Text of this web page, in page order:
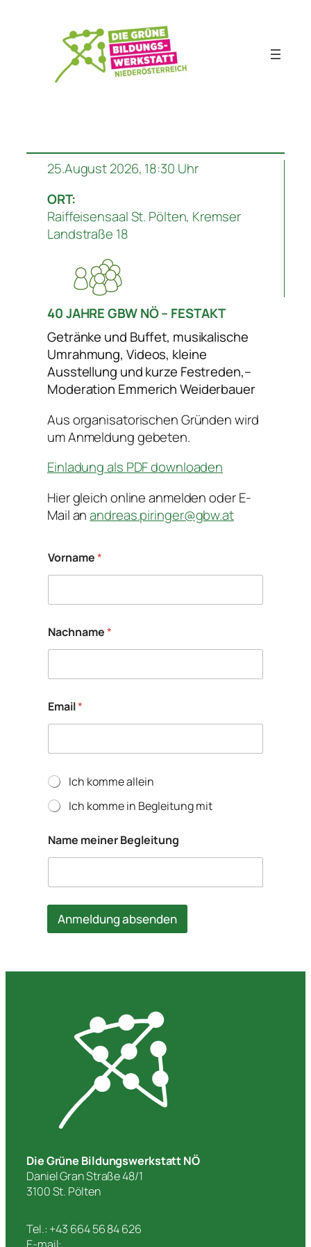
25.August 2026, 18:30 Uhr
ORT:
Raiffeisensaal St. Pölten, Kremser
Landstraße 18
40 JAHRE GBW NÖ – FESTAKT
Getränke und Buffet, musikalische
Umrahmung, Videos, kleine
Ausstellung und kurze Festreden,–
Moderation Emmerich Weiderbauer
Aus organisatorischen Gründen wird
um Anmeldung gebeten.
Einladung als PDF downloaden
Hier gleich online anmelden oder E-
Mail anandreas.piringer@gbw.at
Vorname*
Nachname*
Email*
w
r
Ich komme allein
Ich komme in Begleitung mit
e
r
*
Name meiner Begleitung
Anmeldung absenden
Die Grüne Bildungswerkstatt NÖ
Daniel Gran Straße 48/1
3100 St. Pölten
Tel.: +43 664 56 84 626